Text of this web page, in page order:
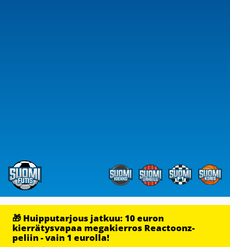
🎁 Huipputarjous jatkuu: 10 euron
kierrätysvapaa megakierros Reactoonz-
peliin - vain 1 eurolla!